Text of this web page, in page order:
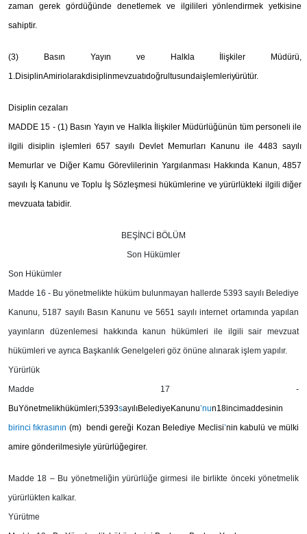
zaman gerek gördüğünde denetlemek ve ilgilileri yönlendirmek yetkisine
sahiptir.
(3) Basın Yayın ve Halkla İlişkiler Müdürü,
1.DisiplinAmiriolarakdisiplinmevzuatıdoğrultusundaişlemleriyürütür.
Disiplin cezaları
MADDE 15 - (1) Basın Yayın ve Halkla İlişkiler Müdürlüğünün tüm personeli ile
ilgili disiplin işlemleri 657 sayılı Devlet Memurları Kanunu ile 4483 sayılı
Memurlar ve Diğer Kamu Görevlilerinin Yargılanması Hakkında Kanun, 4857
sayılı İş Kanunu ve Toplu İş Sözleşmesi hükümlerine ve yürürlükteki ilgili diğer
mevzuata tabidir.
BEŞİNCİ BÖLÜM
Son Hükümler
Son Hükümler
Madde 16 - Bu yönetmelikte hüküm bulunmayan hallerde 5393 sayılı Belediye
Kanunu, 5187 sayılı Basın Kanunu ve 5651 sayılı internet ortamında yapılan
yayınların düzenlemesi hakkında kanun hükümleri ile ilgili sair mevzuat
hükümleri ve ayrıca Başkanlık Genelgeleri göz önüne alınarak işlem yapılır.
Yürürlük
Madde 17 -
BuYönetmelikhükümleri;5393sayılıBelediyeKanunu’nun18incimaddesinin
birinci fıkrasının (m) bendi gereği Kozan Belediye Meclisi’nin kabulü ve mülki
amire gönderilmesiyle yürürlüğegirer.
Madde 18 – Bu yönetmeliğin yürürlüğe girmesi ile birlikte önceki yönetmelik
yürürlükten kalkar.
Yürütme